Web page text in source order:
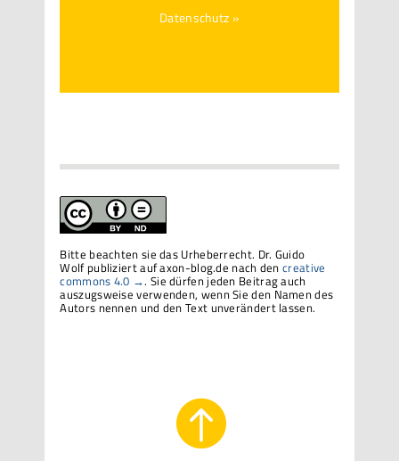
Datenschutz »
Bitte beachten sie das Urheberrecht. Dr. Guido
Wolf publiziert auf axon-blog.de nach dencreative
commons 4.0 →. Sie dürfen jeden Beitrag auch
auszugsweise verwenden, wenn Sie den Namen des
Autors nennen und den Text unverändert lassen.
